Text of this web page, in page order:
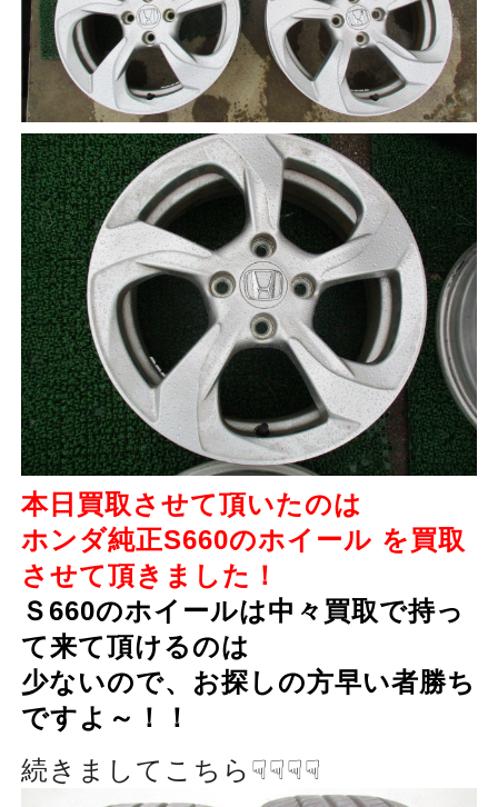
本日買取させて頂いたのは
ホンダ純正S660のホイール を買取
させて頂きました！
Ｓ660のホイールは中々買取で持っ
て来て頂けるのは
少ないので、お探しの方早い者勝ち
ですよ～！！
続きましてこちら☟☟☟☟